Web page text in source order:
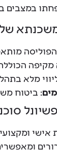
במצבים
מקיפה
מלא
: ביטוח
אישי